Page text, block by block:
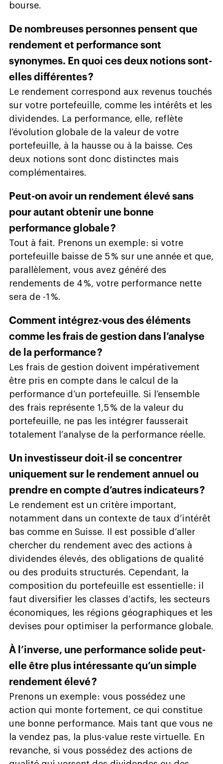
bourse.
De nombreuses personnes pensent que
rendement et performance sont
synonymes. En quoi ces deux notions sont-
elles différentes ?
Le rendement correspond aux revenus touchés
sur votre portefeuille, comme les intérêts et les
dividendes. La performance, elle, reflète
l’évolution globale de la valeur de votre
portefeuille, à la hausse ou à la baisse. Ces
deux notions sont donc distinctes mais
complémentaires.
Peut-on avoir un rendement élevé sans
pour autant obtenir une bonne
performance globale ?
Tout à fait. Prenons un exemple : si votre
portefeuille baisse de 5 % sur une année et que,
parallèlement, vous avez généré des
rendements de 4 %, votre performance nette
sera de -1 %.
Comment intégrez-vous des éléments
comme les frais de gestion dans l’analyse
de la performance ?
Les frais de gestion doivent impérativement
être pris en compte dans le calcul de la
performance d’un portefeuille. Si l’ensemble
des frais représente 1,5 % de la valeur du
portefeuille, ne pas les intégrer fausserait
totalement l’analyse de la performance réelle.
Un investisseur doit-il se concentrer
uniquement sur le rendement annuel ou
prendre en compte d’autres indicateurs ?
Le rendement est un critère important,
notamment dans un contexte de taux d’intérêt
bas comme en Suisse. Il est possible d’aller
chercher du rendement avec des actions à
dividendes élevés, des obligations de qualité
ou des produits structurés. Cependant, la
composition du portefeuille est essentielle : il
faut diversifier les classes d’actifs, les secteurs
économiques, les régions géographiques et les
devises pour optimiser la performance globale.
À l’inverse, une performance solide peut-
elle être plus intéressante qu’un simple
rendement élevé ?
Prenons un exemple : vous possédez une
action qui monte fortement, ce qui constitue
une bonne performance. Mais tant que vous ne
la vendez pas, la plus-value reste virtuelle. En
revanche, si vous possédez des actions de